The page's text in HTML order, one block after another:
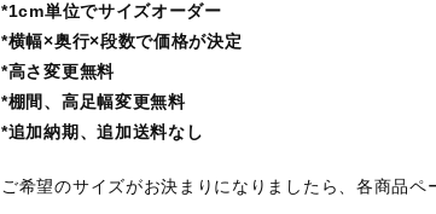
*1cm単位でサイズオーダー
*横幅×奥行×段数で価格が決定
*高さ変更無料
*棚間、高足幅変更無料
*追加納期、追加送料なし
ご希望のサイズがお決まりになりましたら、各商品ペ